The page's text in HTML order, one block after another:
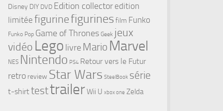
Disney DIY DVD Edition collector edition
limitée figurinefigurines film Funko
Funko Pop Game of Thrones Geek jeux
vidéo Lego livre Mario Marvel
NES Nintendo PS4 Retour vers le Futur
retro review Star Wars SteelBook série
t-shirttesttrailerWii U xbox one Zelda